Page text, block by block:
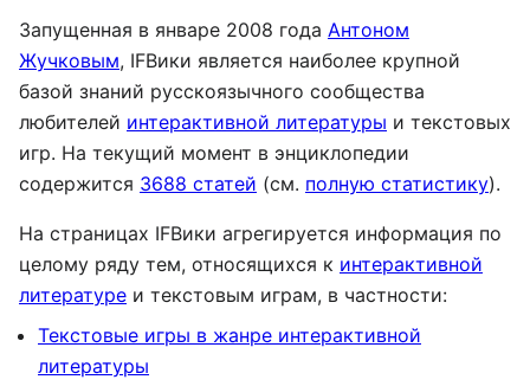
Запущенная в январе 2008 года Антоном
Жучковым, IFВики является наиболее крупной
базой знаний русскоязычного сообщества
любителей интерактивной литературы и текстовых
игр. На текущий момент в энциклопедии
содержится 3688 статей (см. полную статистику).
На страницах IFВики агрегируется информация по
целому ряду тем, относящихся к интерактивной
литературе и текстовым играм, в частности:
Текстовые игры в жанре интерактивной
литературы